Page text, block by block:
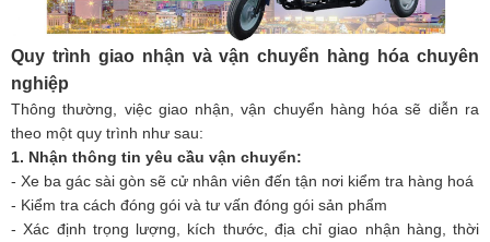
Quy trình giao nhận và vận chuyển hàng hóa chuyên
nghiệp
Thông thường, việc giao nhận, vận chuyển hàng hóa sẽ diễn ra
theo một quy trình như sau:
1. Nhận thông tin yêu cầu vận chuyển:
- Xe ba gác sài gòn sẽ cử nhân viên đến tận nơi kiểm tra hàng hoá
- Kiểm tra cách đóng gói và tư vấn đóng gói sản phẩm
- Xác định trọng lượng, kích thước, địa chỉ giao nhận hàng, thời